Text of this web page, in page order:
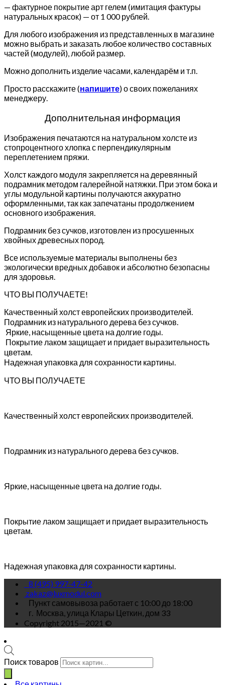
— фактурное покрытие арт гелем (имитация фактуры
натуральных красок) — от 1 000 рублей.
Для любого изображения из представленных в магазине
можно выбрать и заказать любое количество составных
частей (модулей), любой размер.
Можно дополнить изделие часами, календарём и т.п.
Просто расскажите (напишите) о своих пожеланиях
менеджеру.
Дополнительная информация
Изображения печатаются на натуральном холсте из
стопроцентного хлопка с перпендикулярным
переплетением пряжи.
Холст каждого модуля закрепляется на деревянный
подрамник методом галерейной натяжки. При этом бока и
углы модульной картины получаются аккуратно
оформленными, так как запечатаны продолжением
основного изображения.
Подрамник без сучков, изготовлен из просушенных
хвойных древесных пород.
Все используемые материалы выполнены без
экологически вредных добавок и абсолютно безопасны
для здоровья.
ЧТО ВЫ ПОЛУЧАЕТЕ!
Качественный холст европейских производителей.
Подрамник из натурального дерева без сучков.
Яркие, насыщенные цвета на долгие годы.
Покрытие лаком защищает и придает выразительность
цветам.
Надежная упаковка для сохранности картины.
ЧТО ВЫ ПОЛУЧАЕТЕ
Качественный холст европейских производителей.
Подрамник из натурального дерева без сучков.
Яркие, насыщенные цвета на долгие годы.
Покрытие лаком защищает и придает выразительность
цветам.
Надежная упаковка для сохранности картины.
8 (495) 997-47-42
zakaz@luxmodul.com
Пункт самовывоза работает с 10:00 до 18:00
г. Москва, улица Клары Цеткин, дом 33
Copyright 2015—2021 ©
Поиск товаров